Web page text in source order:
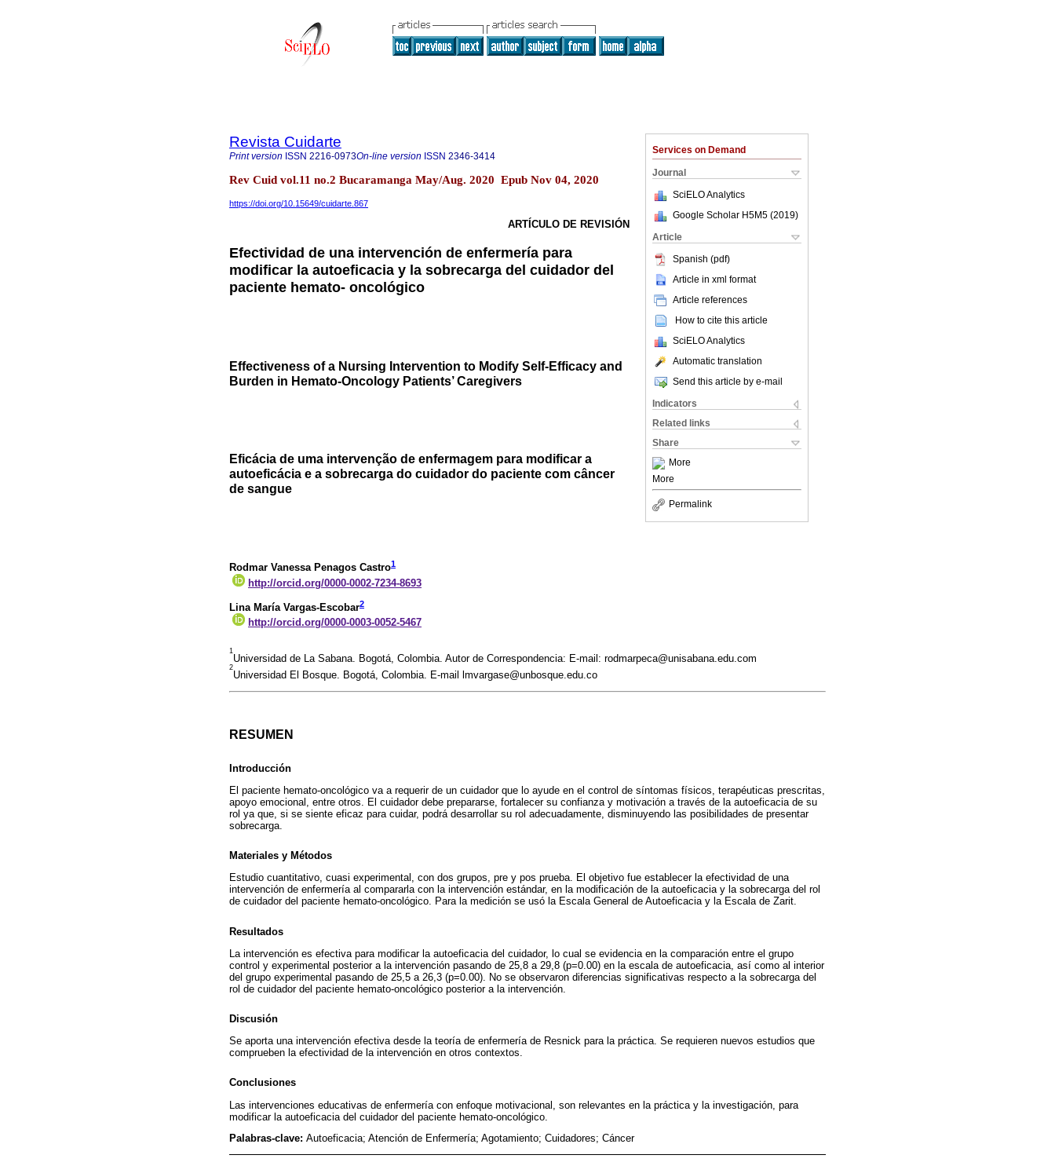
Services on Demand
Journal
SciELO Analytics
Google Scholar H5M5 (2019)
Article
Spanish (pdf)
Article in xml format
Article references
How to cite this article
SciELO Analytics
Automatic translation
Send this article by e-mail
Indicators
Related links
Share
More
More
Permalink
Revista Cuidarte
Print version ISSN 2216-0973On-line version ISSN 2346-3414
Rev Cuid vol.11 no.2 Bucaramanga May/Aug. 2020 Epub Nov 04, 2020
https://doi.org/10.15649/cuidarte.867
ARTÍCULO DE REVISIÓN
Efectividad de una intervención de enfermería para
modificar la autoeficacia y la sobrecarga del cuidador del
paciente hemato- oncológico
Effectiveness of a Nursing Intervention to Modify Self-Efficacy and
Burden in Hemato-Oncology Patients’ Caregivers
Eficácia de uma intervenção de enfermagem para modificar a
autoeficácia e a sobrecarga do cuidador do paciente com câncer
de sangue
Rodmar Vanessa Penagos Castro1
http://orcid.org/0000-0002-7234-8693
Lina María Vargas-Escobar2
http://orcid.org/0000-0003-0052-5467
1
Universidad de La Sabana. Bogotá, Colombia. Autor de Correspondencia: E-mail: rodmarpeca@unisabana.edu.com
2
Universidad El Bosque. Bogotá, Colombia. E-mail lmvargase@unbosque.edu.co
RESUMEN
Introducción
El paciente hemato-oncológico va a requerir de un cuidador que lo ayude en el control de síntomas físicos, terapéuticas prescritas,
apoyo emocional, entre otros. El cuidador debe prepararse, fortalecer su confianza y motivación a través de la autoeficacia de su
rol ya que, si se siente eficaz para cuidar, podrá desarrollar su rol adecuadamente, disminuyendo las posibilidades de presentar
sobrecarga.
Materiales y Métodos
Estudio cuantitativo, cuasi experimental, con dos grupos, pre y pos prueba. El objetivo fue establecer la efectividad de una
intervención de enfermería al compararla con la intervención estándar, en la modificación de la autoeficacia y la sobrecarga del rol
de cuidador del paciente hemato-oncológico. Para la medición se usó la Escala General de Autoeficacia y la Escala de Zarit.
Resultados
La intervención es efectiva para modificar la autoeficacia del cuidador, lo cual se evidencia en la comparación entre el grupo
control y experimental posterior a la intervención pasando de 25,8 a 29,8 (p=0.00) en la escala de autoeficacia, así como al interior
del grupo experimental pasando de 25,5 a 26,3 (p=0.00). No se observaron diferencias significativas respecto a la sobrecarga del
rol de cuidador del paciente hemato-oncológico posterior a la intervención.
Discusión
Se aporta una intervención efectiva desde la teoría de enfermería de Resnick para la práctica. Se requieren nuevos estudios que
comprueben la efectividad de la intervención en otros contextos.
Conclusiones
Las intervenciones educativas de enfermería con enfoque motivacional, son relevantes en la práctica y la investigación, para
modificar la autoeficacia del cuidador del paciente hemato-oncológico.
Palabras-clave: Autoeficacia; Atención de Enfermería; Agotamiento; Cuidadores; Cáncer